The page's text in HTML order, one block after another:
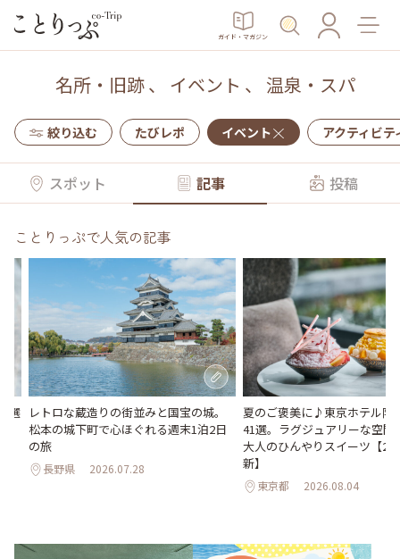
ガイド・マガジン
名所・旧跡、 イベント 、 温泉・スパ
絞り込む たびレポ イベント アクティビテ
スポット 記事 投稿
ことりっぷで人気の記事
選
レトロな蔵造りの街並みと国宝の城。
松本の城下町で心ほぐれる週末1泊2日
の旅
長野県 2026.07.28
夏のご褒美に♪東京ホテル限
41選。ラグジュアリーな空間
大人のひんやりスイーツ【
新】
東京都 2026.08.04